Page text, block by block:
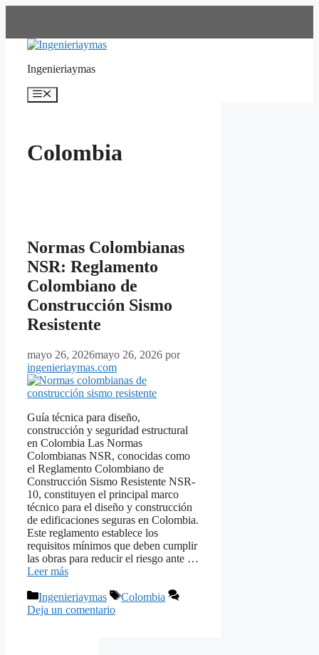
contenido
Ingenieriaymas
Menú
Colombia
Normas Colombianas
NSR: Reglamento
Colombiano de
Construcción Sismo
Resistente
mayo 26, 2026mayo 26, 2026 por
ingenieriaymas.com
Guía técnica para diseño,
construcción y seguridad estructural
en Colombia Las Normas
Colombianas NSR, conocidas como
el Reglamento Colombiano de
Construcción Sismo Resistente NSR-
10, constituyen el principal marco
técnico para el diseño y construcción
de edificaciones seguras en Colombia.
Este reglamento establece los
requisitos mínimos que deben cumplir
las obras para reducir el riesgo ante …
Leer más
Categorías
Ingenieriaymas Etiquetas
Colombia
Deja un comentario